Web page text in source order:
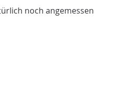
noch angemessen